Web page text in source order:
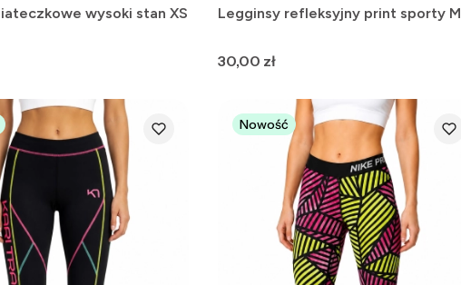
wysoki stan XS Legginsy refleksyjny print sporty M
Cena
30,00 zł
Nowość